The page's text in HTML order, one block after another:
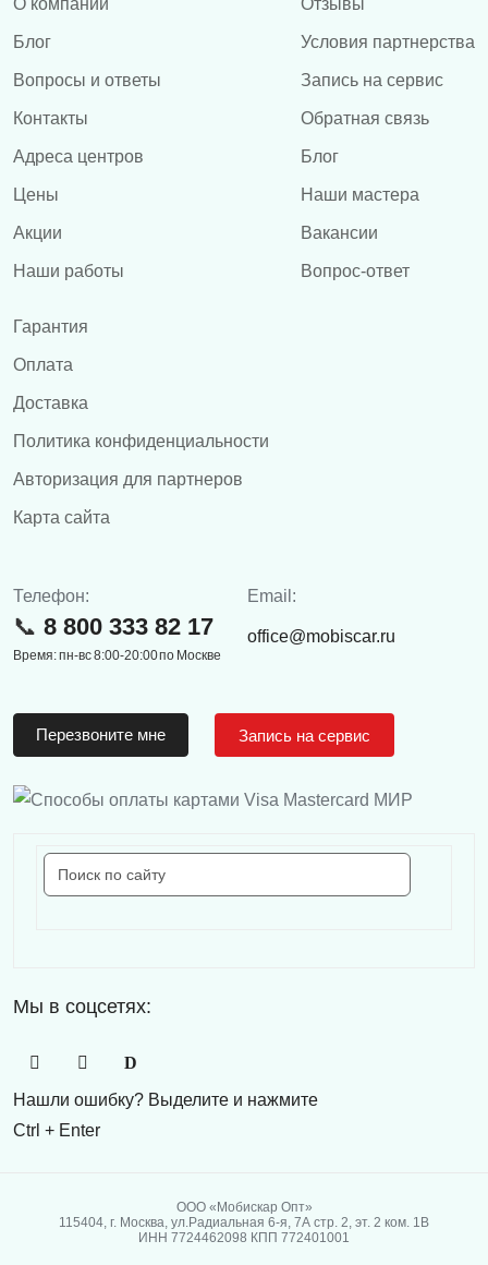
О компании
Блог
Вопросы и ответы
Контакты
Адреса центров
Цены
Акции
Наши работы
Отзывы
Условия партнерства
Запись на сервис
Обратная связь
Блог
Наши мастера
Вакансии
Вопрос-ответ
Гарантия
Оплата
Доставка
Политика конфиденциальности
Авторизация для партнеров
Карта сайта
Телефон:
8 800 333 82 17
Время: пн-вс 8:00-20:00 по Москве
Email:
office@mobiscar.ru
Перезвоните мне Запись на сервис
Мы в соцсетях:
Нашли ошибку? Выделите и нажмите
Ctrl + Enter
ООО «Мобискар Опт»
115404, г. Москва, ул.Радиальная 6-я, 7А стр. 2, эт. 2 ком. 1В
ИНН 7724462098 КПП 772401001